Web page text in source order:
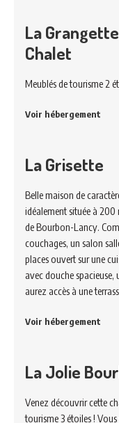
La
Chalet
Meublés de tourisme 2
Voir hébergement
La Grisette
Belle maison de
idéalement située à 200
de Bourbon-Lancy.
couchages, un salon
places ouvert sur une
avec douche
aurez accès à une
Voir hébergement
La Jolie
Venez découvrir cette
tourisme 3 étoiles !